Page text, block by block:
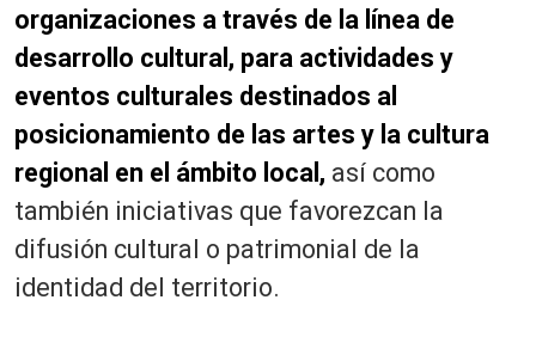
organizaciones a través de la línea de
desarrollo cultural, para actividades y
eventos culturales destinados al
posicionamiento de las artes y la cultura
regional en el ámbito local, así como
también iniciativas que favorezcan la
difusión cultural o patrimonial de la
identidad del territorio.